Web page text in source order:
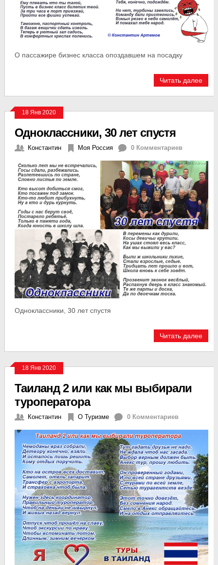
О пассажире бизнес класса опоздавшем на посадку
Читать далее
18 Янв 2020
Одноклассники, 30 лет спустя
Константин Моя Россия 0 Комментариев
Одноклассники, 30 лет спустя
Читать далее
18 Янв 2020
Таиланд 2 или как мы выбирали
туроператора
Константин О Туризме 0 Комментариев